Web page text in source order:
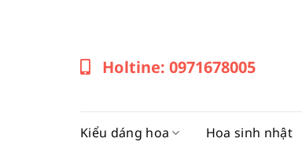
Holtine: 0971678005
Kiểu dáng hoa Hoa sinh nhật